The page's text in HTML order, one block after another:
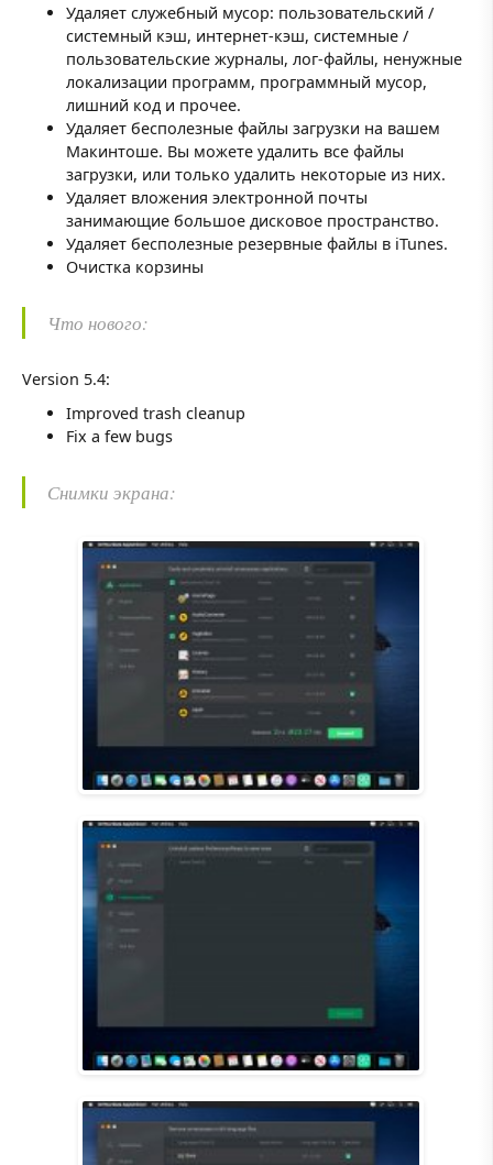
Удаляет служебный мусор: пользовательский /
системный кэш, интернет-кэш, системные /
пользовательские журналы, лог-файлы, ненужные
локализации программ, программный мусор,
лишний код и прочее.
Удаляет бесполезные файлы загрузки на вашем
Макинтоше. Вы можете удалить все файлы
загрузки, или только удалить некоторые из них.
Удаляет вложения электронной почты
занимающие большое дисковое пространство.
Удаляет бесполезные резервные файлы в iTunes.
Очистка корзины
Что нового:
Version 5.4:
Improved trash cleanup
Fix a few bugs
Снимки экрана: